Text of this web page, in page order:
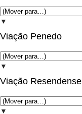
▼
Viação Penedo
▼
Viação Resendense
▼